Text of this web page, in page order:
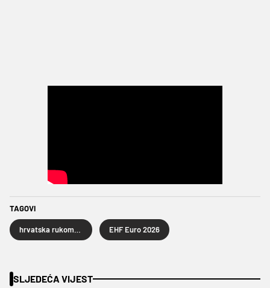
TAGOVI
hrvatska rukometna reprezentacija EHF Euro 2026
SLJEDEĆA VIJEST